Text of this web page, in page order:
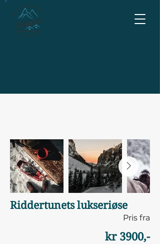
Riddertunets lukseriøse
Pris fra
kr 3900,-